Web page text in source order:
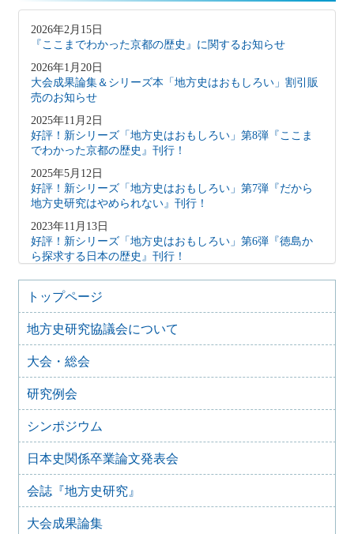
2026年2月15日
『ここまでわかった京都の歴史』に関するお知らせ
2026年1月20日
大会成果論集＆シリーズ本「地方史はおもしろい」割引販
売のお知らせ
2025年11月2日
好評！新シリーズ「地方史はおもしろい」第8弾『ここま
でわかった京都の歴史』刊行！
2025年5月12日
好評！新シリーズ「地方史はおもしろい」第7弾『だから
地方史研究はやめられない』刊行！
2023年11月13日
好評！新シリーズ「地方史はおもしろい」第6弾『徳島か
ら探求する日本の歴史』刊行！
2023年6月28日
『「非常時」の記録保存と記憶化 戦争・災害・感染症と
地域社会』が岩田書院より刊行されました
2022年12月25日
好評！新シリーズ「地方史はおもしろい」第5弾 『日本
の歴史を突き詰める おおさかの歴史』刊行！
2021年10月15日
好評！新シリーズ『地方史はおもしろい』第４弾
2021年4月12日
2020年11月3日
好評！新シリーズ『地方史はおもしろい』第２弾
2020年4月13日
新シリーズ 『地方史はおもしろい』 創刊
トップページ
地方史研究協議会について
大会・総会
研究例会
シンポジウム
日本史関係卒業論文発表会
会誌『地方史研究』
大会成果論集